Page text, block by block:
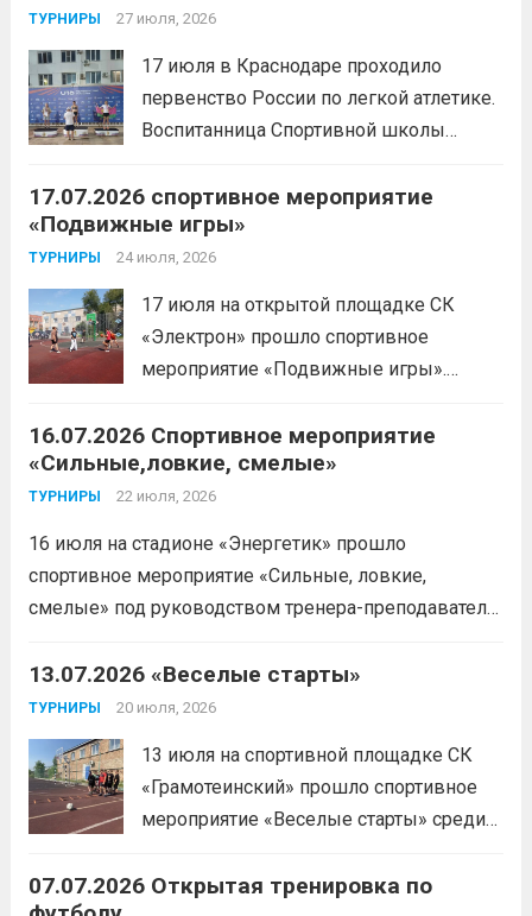
победительницей первенства
воспринимается как спорт для
избранных, требующий исключительно
физической мощи. Однако...
ТУРНИРЫ 27 июля, 2026
17 июля в Краснодаре проходило
первенство России по легкой атлетике.
Воспитанница Спортивной школы
заняла 1 место на дистанции 3000 м. с
результатом 10.01,78. Подготовил
спортсменку тренер-преподаватель
дальше
17.07.2026 спортивное мероприятие
«Подвижные игры»
ТУРНИРЫ 24 июля, 2026
17 июля на открытой площадке СК
«Электрон» прошло спортивное
мероприятие «Подвижные игры».
16.07.2026 Спортивное мероприятие
«Сильные,ловкие, смелые»
ТУРНИРЫ 22 июля, 2026
16 июля на стадионе «Энергетик» прошло
спортивное мероприятие «Сильные, ловкие,
смелые» под руководством тренера-преподавателя
Сергеевича. Участники продемонстрировали
скоростные качества, силовую выносливость и
координацию.
13.07.2026 «Веселые старты»
ТУРНИРЫ 20 июля, 2026
13 июля на спортивной площадке СК
«Грамотеинский» прошло спортивное
мероприятие «Веселые старты» среди
шайбой».Несмотря на
07.07.2026 Открытая тренировка по